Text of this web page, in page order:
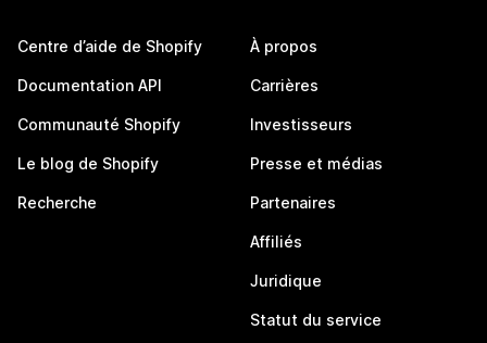
Centre d’aide de Shopify
Documentation API
Communauté Shopify
Le blog de Shopify
Recherche
À propos
Carrières
Investisseurs
Presse et médias
Partenaires
Affiliés
Juridique
Statut du service